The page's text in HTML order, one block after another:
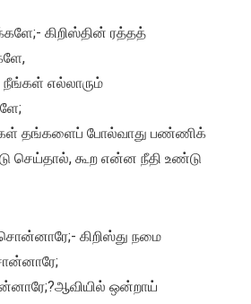
கிறிஸ்தின் ரத்தத்
நீங்கள் எல்லாரும்
தங்களைப் போல்வாது பண்ணிக்
செய்தால், கூற என்ன நீதி உண்டு
கிறிஸ்து நமை
ஒன்றாய்